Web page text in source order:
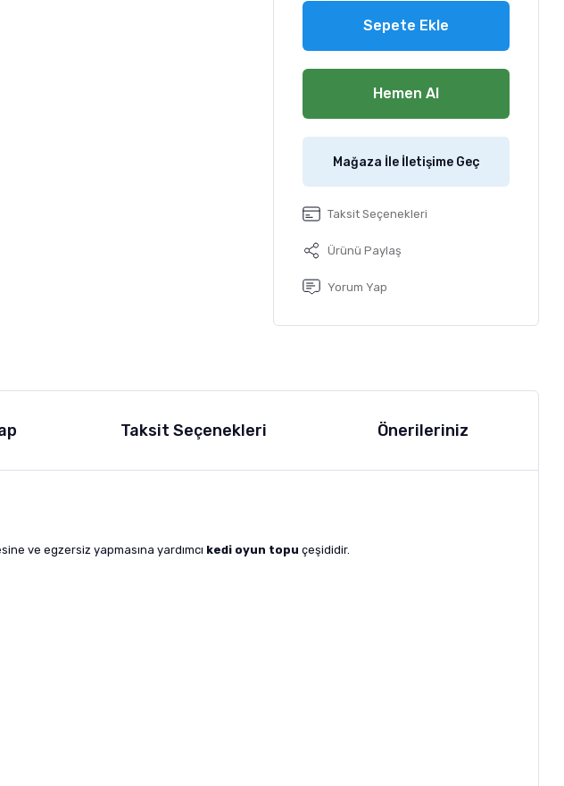
Sepete Ekle
Hemen Al
Mağaza İle İletişime Geç
Taksit Seçenekleri
Ürünü Paylaş
Yorum Yap
Taksit Seçenekleri Önerileriniz
ve egzersiz yapmasına yardımcı kedi oyun topu çeşididir.